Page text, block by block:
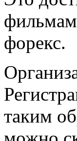
форекс.
таким